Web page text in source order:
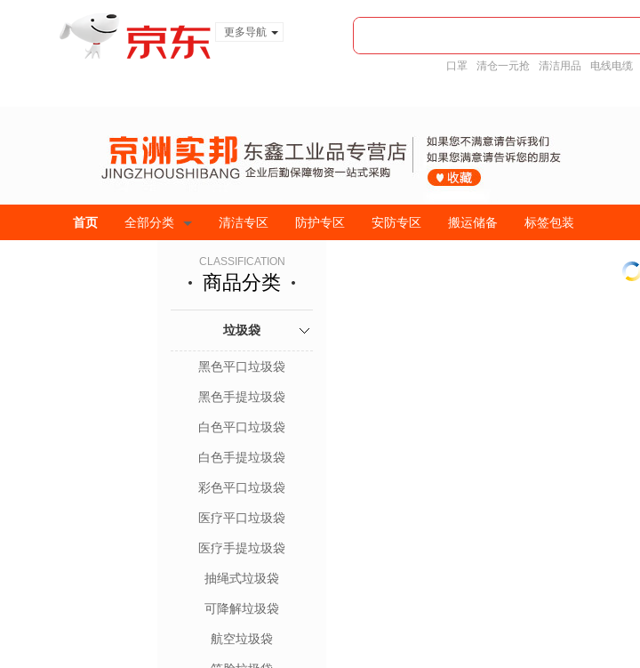
更多导航
口罩 清仓一元抢 清洁用品 电线电缆
首页 全部分类 清洁专区 防护专区 安防专区 搬运储备 标签包装
CLASSIFICATION
商品分类
垃圾袋
黑色平口垃圾袋
黑色手提垃圾袋
白色平口垃圾袋
白色手提垃圾袋
彩色平口垃圾袋
医疗平口垃圾袋
医疗手提垃圾袋
抽绳式垃圾袋
可降解垃圾袋
航空垃圾袋